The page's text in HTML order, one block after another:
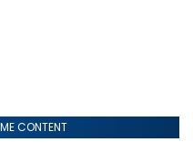
CONTENT